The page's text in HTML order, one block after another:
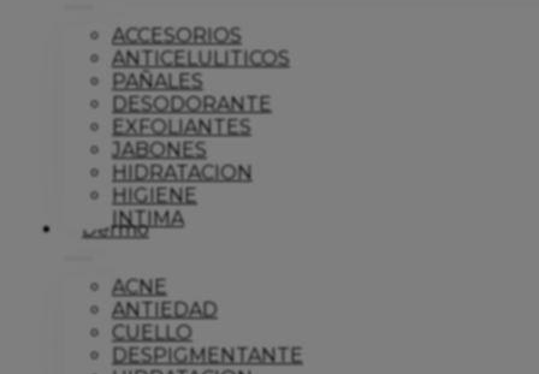
ACCESORIOS
ANTICELULITICOS
PAÑALES
DESODORANTE
EXFOLIANTES
JABONES
HIDRATACION
HIGIENE
INTIMA
Dermo
ACNE
ANTIEDAD
CUELLO
DESPIGMENTANTE